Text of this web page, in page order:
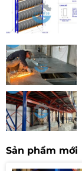
Sản phẩm mới